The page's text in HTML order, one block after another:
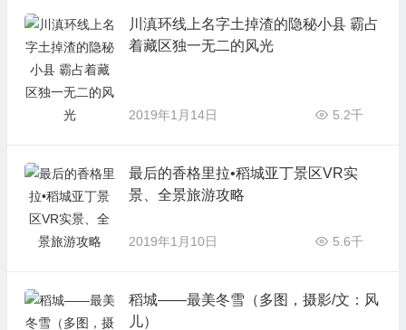
川滇环线上名字土掉渣的隐秘小县 霸占
着藏区独一无二的风光
2019年1月14日 5.2千
最后的香格里拉•稻城亚丁景区VR实
景、全景旅游攻略
2019年1月10日 5.6千
稻城——最美冬雪（多图，摄影/文：风
儿）